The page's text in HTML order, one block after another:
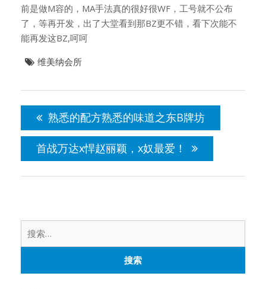
前是做M容的，MA手法真的很好很WF，工号就不公布
了，等再开发，出了大堂看到那BZ更不错，看下次能不
能再发这BZ,呵呵
维美纳会所
导
航
熟悉的配方熟悉的味道之东B牌坊
首战万达x悍赵丽颖，x奴最爱！